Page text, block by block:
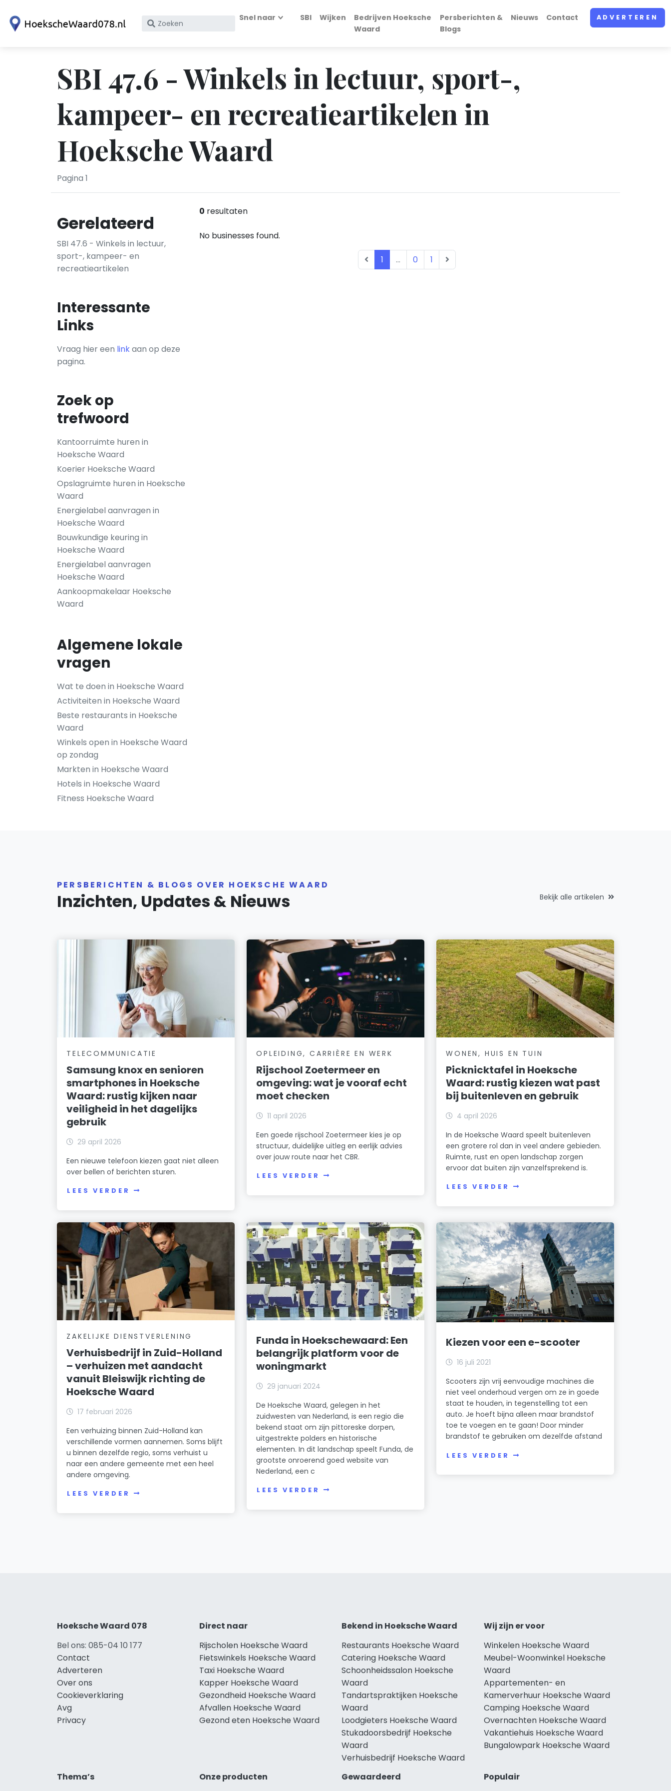
Zoek
KvK
nummer
Snel naar SBI Wijken
Bedrijven Hoeksche
Waard
Persberichten &
Blogs
Nieuws Contact ADVERTEREN
SBI 47.6 - Winkels in lectuur, sport-,
kampeer- en recreatieartikelen in
Hoeksche Waard
Pagina 1
Gerelateerd
SBI 47.6 - Winkels in lectuur,
sport-, kampeer- en
recreatieartikelen
Interessante
Links
Vraag hier een linkaan op deze
pagina.
Zoek op
trefwoord
Kantoorruimte huren in
Hoeksche Waard
Koerier Hoeksche Waard
Opslagruimte huren in Hoeksche
Waard
Energielabel aanvragen in
Hoeksche Waard
Bouwkundige keuring in
Hoeksche Waard
Energielabel aanvragen
Hoeksche Waard
Aankoopmakelaar Hoeksche
Waard
Algemene lokale
vragen
Wat te doen in Hoeksche Waard
Activiteiten in Hoeksche Waard
Beste restaurants in Hoeksche
Waard
Winkels open in Hoeksche Waard
op zondag
Markten in Hoeksche Waard
Hotels in Hoeksche Waard
Fitness Hoeksche Waard
0 resultaten
No businesses found.
1 ... 0 1
PERSBERICHTEN & BLOGS OVER HOEKSCHE WAARD
Inzichten, Updates & Nieuws Bekijk alle artikelen
TELECOMMUNICATIE
Samsung knox en senioren
smartphones in Hoeksche
Waard: rustig kijken naar
veiligheid in het dagelijks
gebruik
29 april 2026
Een nieuwe telefoon kiezen gaat niet alleen
over bellen of berichten sturen.
LEES VERDER
OPLEIDING, CARRIÈRE EN WERK
Rijschool Zoetermeer en
omgeving: wat je vooraf echt
moet checken
11 april 2026
Een goede rijschool Zoetermeer kies je op
structuur, duidelijke uitleg en eerlijk advies
over jouw route naar het CBR.
LEES VERDER
WONEN, HUIS EN TUIN
Picknicktafel in Hoeksche
Waard: rustig kiezen wat past
bij buitenleven en gebruik
4 april 2026
In de Hoeksche Waard speelt buitenleven
een grotere rol dan in veel andere gebieden.
Ruimte, rust en open landschap zorgen
ervoor dat buiten zijn vanzelfsprekend is.
LEES VERDER
ZAKELIJKE DIENSTVERLENING
Verhuisbedrijf in Zuid-Holland
– verhuizen met aandacht
vanuit Bleiswijk richting de
Hoeksche Waard
17 februari 2026
Een verhuizing binnen Zuid-Holland kan
verschillende vormen aannemen. Soms blijft
u binnen dezelfde regio, soms verhuist u
naar een andere gemeente met een heel
andere omgeving.
LEES VERDER
Funda in Hoekschewaard: Een
belangrijk platform voor de
woningmarkt
29 januari 2024
De Hoeksche Waard, gelegen in het
zuidwesten van Nederland, is een regio die
bekend staat om zijn pittoreske dorpen,
uitgestrekte polders en historische
elementen. In dit landschap speelt Funda, de
grootste onroerend goed website van
Nederland, een c
LEES VERDER
Kiezen voor een e-scooter
16 juli 2021
Scooters zijn vrij eenvoudige machines die
niet veel onderhoud vergen om ze in goede
staat te houden, in tegenstelling tot een
auto. Je hoeft bijna alleen maar brandstof
toe te voegen en te gaan! Door minder
brandstof te gebruiken om dezelfde afstand
LEES VERDER
Hoeksche Waard 078
Bel ons: 085-04 10 177
Contact
Adverteren
Over ons
Cookieverklaring
Avg
Privacy
Direct naar
Rijscholen Hoeksche Waard
Fietswinkels Hoeksche Waard
Taxi Hoeksche Waard
Kapper Hoeksche Waard
Gezondheid Hoeksche Waard
Afvallen Hoeksche Waard
Gezond eten Hoeksche Waard
Bekend in Hoeksche Waard
Restaurants Hoeksche Waard
Catering Hoeksche Waard
Schoonheidssalon Hoeksche
Waard
Tandartspraktijken Hoeksche
Waard
Loodgieters Hoeksche Waard
Stukadoorsbedrijf Hoeksche
Waard
Verhuisbedrijf Hoeksche Waard
Wij zijn er voor
Winkelen Hoeksche Waard
Meubel-Woonwinkel Hoeksche
Waard
Appartementen- en
Kamerverhuur Hoeksche Waard
Camping Hoeksche Waard
Overnachten Hoeksche Waard
Vakantiehuis Hoeksche Waard
Bungalowpark Hoeksche Waard
Thema’s
Onze producten
Gewaardeerd
Populair